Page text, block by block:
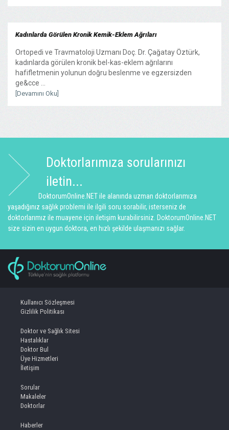
Kadınlarda Görülen Kronik Kemik-Eklem Ağrıları
Ortopedi ve Travmatoloji Uzmanı Doç. Dr. Çağatay Öztürk,
kadınlarda görülen kronik bel-kas-eklem ağrılarını
hafifletmenin yolunun doğru beslenme ve egzersizden
ge&cce ...
[Devamını Oku]
Doktorlarımıza sorularınızı
iletin...
DoktorumOnline.NET ile alanında uzman doktorlarımıza
yaşadığınız sağlık problemi ile ilgili soru sorabilir, isterseniz de
doktorlarımız ile muayene için iletişim kurabilirsiniz. DoktorumOnline.NET
size sizin en uygun doktora, en hızlı şekilde ulaşmanızı sağlar.
Kullanıcı Sözleşmesi
Gizlilik Politikası
Doktor ve Sağlık Sitesi
Hastalıklar
Doktor Bul
Üye Hizmetleri
İletişim
Sorular
Makaleler
Doktorlar
Haberler